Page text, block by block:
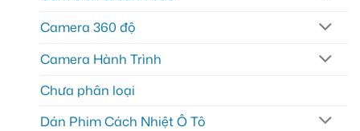
Camera 360 độ
Camera Hành Trình
Chưa phân loại
Dán Phim Cách Nhiệt Ô Tô